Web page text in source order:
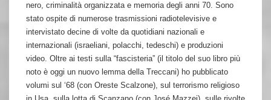
nero, criminalità organizzata e memoria degli anni 70. Sono
stato ospite di numerose trasmissioni radiotelevisive e
intervistato decine di volte da quotidiani nazionali e
internazionali (israeliani, polacchi, tedeschi) e produzioni
video. Oltre ai testi sulla “fascisteria” (il titolo del suo libro più
noto è oggi un nuovo lemma della Treccani) ho pubblicato
volumi sul ‘68 (con Oreste Scalzone), sul terrorismo religioso